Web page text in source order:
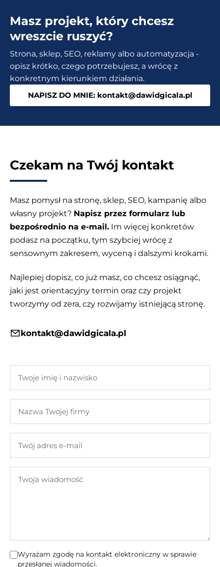
Masz projekt, który chcesz
wreszcie ruszyć?
Strona, sklep, SEO, reklamy albo automatyzacja -
opisz krótko, czego potrzebujesz, a wrócę z
konkretnym kierunkiem działania.
NAPISZ DO MNIE: kontakt@dawidgicala.pl
Czekam na Twój kontakt
Masz pomysł na stronę, sklep, SEO, kampanię albo
własny projekt? Napisz przez formularz lub
bezpośrednio na e-mail. Im więcej konkretów
podasz na początku, tym szybciej wrócę z
sensownym zakresem, wyceną i dalszymi krokami.
Najlepiej dopisz, co już masz, co chcesz osiągnąć,
jaki jest orientacyjny termin oraz czy projekt
tworzymy od zera, czy rozwijamy istniejącą stronę.
kontakt@dawidgicala.pl
imię
nazwisko
Twojej
adres
mail
wiadomość
Wyrażam zgodę na kontakt elektroniczny w sprawie
przesłanej wiadomości.